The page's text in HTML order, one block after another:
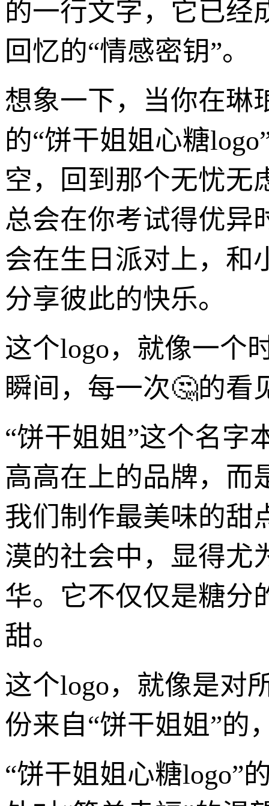
的一行文字，它已经
回忆的“情感密钥”。
想象一下，当你在琳
的“饼干姐姐心糖
空，回到那个无忧无
总会在你考试得优异
会在生日派对上，和
分享彼此的快乐。
这个logo，就像一个
瞬间，每一次🤔的看
“饼干姐姐”这个名字
高高在上的品牌，而
我们制作最美味的甜
漠的社会中，显得尤
华。它不仅仅是糖分
甜。
这个logo，就像是对
份来自“饼干姐姐”的
“饼干姐姐心糖logo”